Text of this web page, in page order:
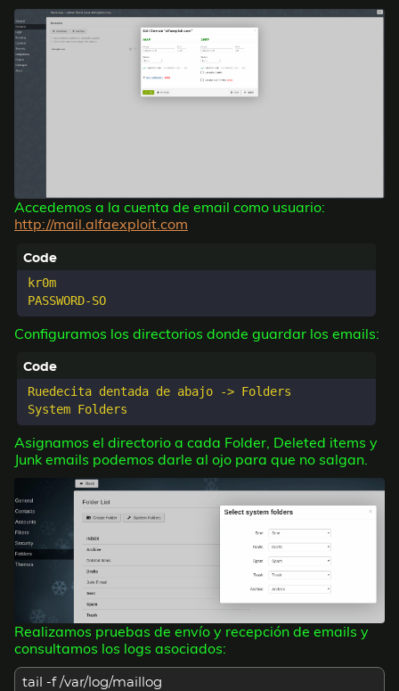
Accedemos a la cuenta de email como usuario:
http://mail.alfaexploit.com
kr0m
Configuramos los directorios donde guardar los emails:
Ruedecita dentada de abajo -> Folders
Asignamos el directorio a cada Folder, Deleted items y
Junk emails podemos darle al ojo para que no salgan.
Realizamos pruebas de envío y recepción de emails y
consultamos los logs asociados:
tail -f /var/log/maillog